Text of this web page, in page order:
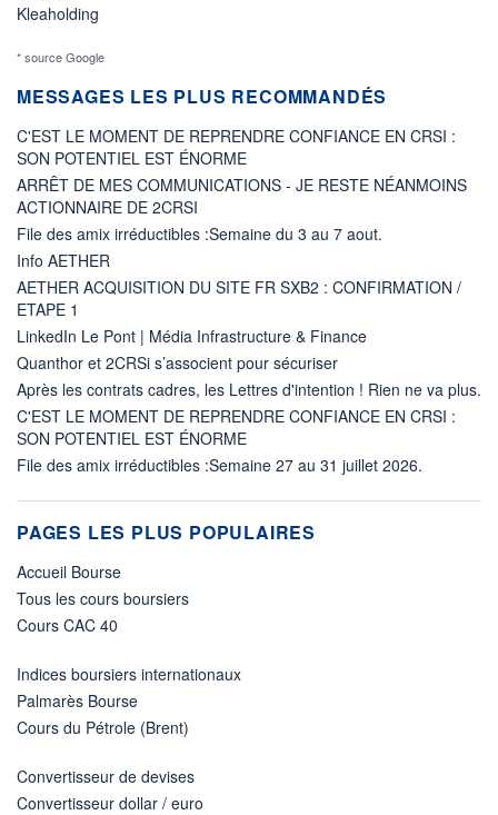
Kleaholding
* source Google
MESSAGES LES PLUS RECOMMANDÉS
C'EST LE MOMENT DE REPRENDRE CONFIANCE EN CRSI :
SON POTENTIEL EST ÉNORME
ARRÊT DE MES COMMUNICATIONS - JE RESTE NÉANMOINS
ACTIONNAIRE DE 2CRSI
File des amix irréductibles :Semaine du 3 au 7 aout.
Info AETHER
AETHER ACQUISITION DU SITE FR SXB2 : CONFIRMATION /
ETAPE 1
LinkedIn Le Pont | Média Infrastructure & Finance
Quanthor et 2CRSi s’associent pour sécuriser
Après les contrats cadres, les Lettres d'intention ! Rien ne va plus.
C'EST LE MOMENT DE REPRENDRE CONFIANCE EN CRSI :
SON POTENTIEL EST ÉNORME
File des amix irréductibles :Semaine 27 au 31 juillet 2026.
PAGES LES PLUS POPULAIRES
Accueil Bourse
Tous les cours boursiers
Cours CAC 40
Indices boursiers internationaux
Palmarès Bourse
Cours du Pétrole (Brent)
Convertisseur de devises
Convertisseur dollar / euro